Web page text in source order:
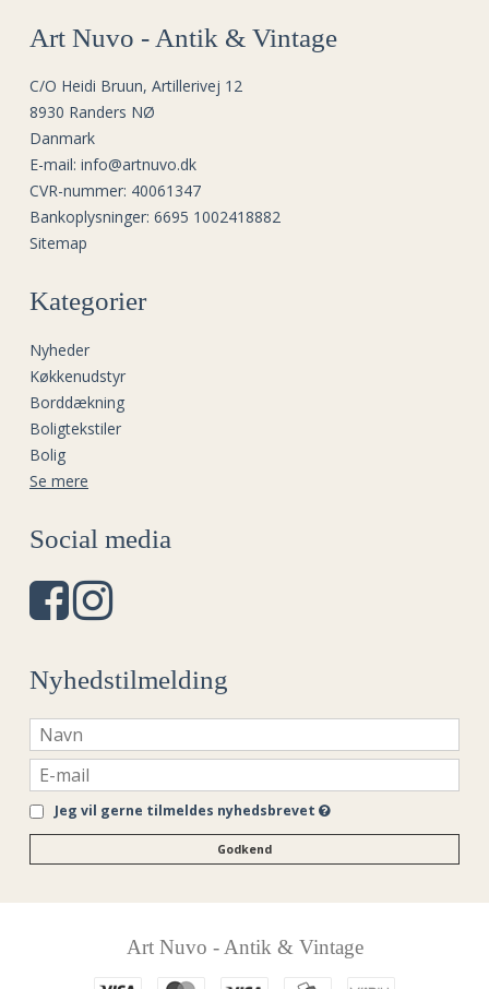
Art Nuvo - Antik & Vintage
C/O Heidi Bruun, Artillerivej 12
8930 Randers NØ
Danmark
E-mail: info@artnuvo.dk
CVR-nummer: 40061347
Bankoplysninger: 6695 1002418882
Sitemap
Kategorier
Nyheder
Køkkenudstyr
Borddækning
Boligtekstiler
Bolig
Se mere
Social media
Nyhedstilmelding
Jeg vil gerne tilmeldes nyhedsbrevet
Godkend
Art Nuvo - Antik & Vintage